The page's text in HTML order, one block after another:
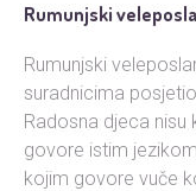
Rumunjski
Rumunjski
suradnicima
Radosna djeca nisu
govore istim
kojim govore vuče